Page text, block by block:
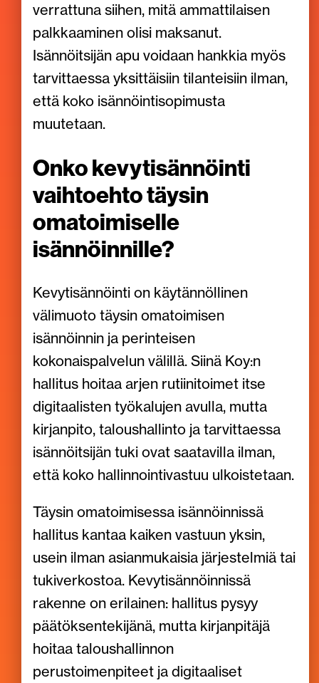
verrattuna siihen, mitä ammattilaisen
palkkaaminen olisi maksanut.
Isännöitsijän apu voidaan hankkia myös
tarvittaessa yksittäisiin tilanteisiin ilman,
että koko isännöintisopimusta
muutetaan.
Onko kevytisännöinti
vaihtoehto täysin
omatoimiselle
isännöinnille?
Kevytisännöinti on käytännöllinen
välimuoto täysin omatoimisen
isännöinnin ja perinteisen
kokonaispalvelun välillä. Siinä Koy:n
hallitus hoitaa arjen rutiinitoimet itse
digitaalisten työkalujen avulla, mutta
kirjanpito, taloushallinto ja tarvittaessa
isännöitsijän tuki ovat saatavilla ilman,
että koko hallinnointivastuu ulkoistetaan.
Täysin omatoimisessa isännöinnissä
hallitus kantaa kaiken vastuun yksin,
usein ilman asianmukaisia järjestelmiä tai
tukiverkostoa. Kevytisännöinnissä
rakenne on erilainen: hallitus pysyy
päätöksentekijänä, mutta kirjanpitäjä
hoitaa taloushallinnon
perustoimenpiteet ja digitaaliset